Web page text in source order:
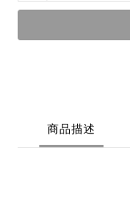
商品描述